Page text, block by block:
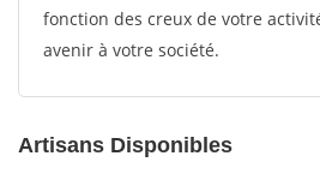
fonction des creux de votre
avenir à votre société.
Artisans Disponibles